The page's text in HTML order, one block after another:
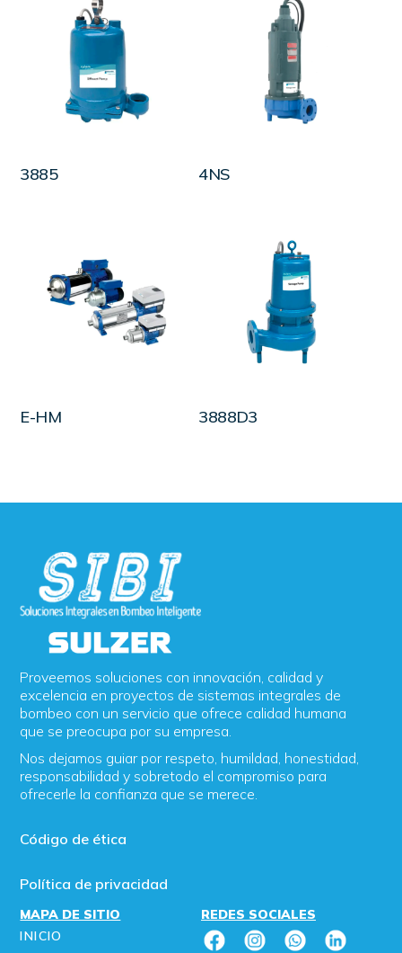
3885 4NS
E-HM 3888D3
Proveemos soluciones con innovación, calidad y
excelencia en proyectos de sistemas integrales de
bombeo con un servicio que ofrece calidad humana
que se preocupa por su empresa.
Nos dejamos guiar por respeto, humildad, honestidad,
responsabilidad y sobretodo el compromiso para
ofrecerle la confianza que se merece.
Código de ética
Política de privacidad
MAPA DE SITIO
INICIO
REDES SOCIALES